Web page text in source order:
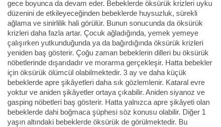
gece boyunca da devam eder. Bebeklerde öksürük krizleri uyku
düzenini de etkileyeceğinden bebeklerde huysuzluk, sürekli
ağlama ve sinirlilik hali görülür. Bunun sonucunda da öksürük
krizleri daha fazla artar. Çocuk ağladığında, yemek yemeye
çalışırken yutkunduğunda ya da bağırdığında öksürük krizleri
yeniden baş gösterir. Çoğu zaman bebeklerin dilleri bu öksürük
nöbetlerinde dışarıdadır ve morarma gerçekleşir. Hatta bebekler
için öksürük ölümcül olabilmektedir. 3 ay ve daha küçük
bebeklerde apre şikâyetleri daha sık gözlemlenir. Kataral evre
yoktur ve aniden şikâyetler ortaya çıkabilir. Aniden siyanoz ve
gasping nöbetleri baş gösterir. Hatta yalnızca apre şikâyeti olan
bebeklerde dahi boğmaca şüphesi söz konusu olabilir. Diğer 1
yaşın altındaki bebeklerde öksürük de görülmektedir. Bu